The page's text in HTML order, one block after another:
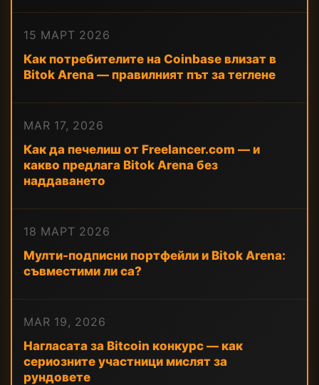
15 МАРТ 2026
Как потребителите на Coinbase влизат в
Bitok Arena — правилният път за теглене
MAR 17, 2026
Как да печелиш от Freelancer.com — и
какво предлага Bitok Arena без
наддаването
18 МАРТ 2026
Мулти-подписни портфейли и Bitok Arena:
съвместими ли са?
MAR 19, 2026
Нагласата за Bitcoin конкурс — как
сериозните участници мислят за
рундовете